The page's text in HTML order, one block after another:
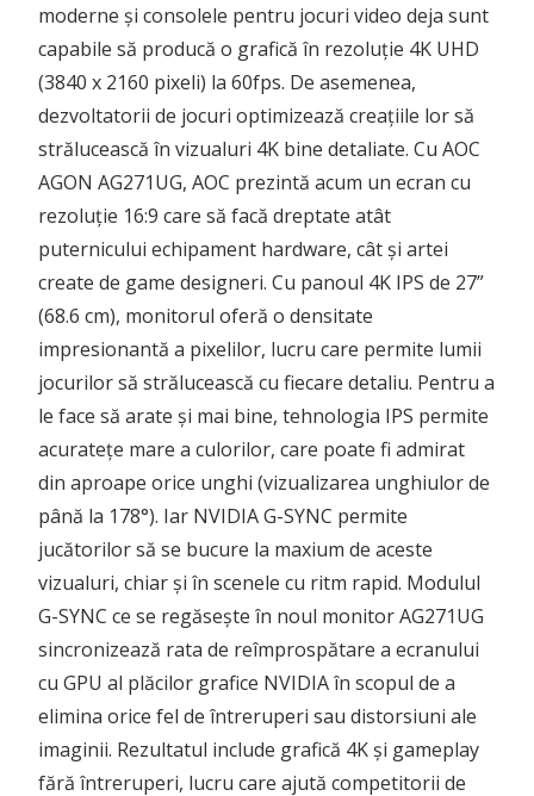
moderne și consolele pentru jocuri video deja sunt
capabile să producă o grafică în rezoluție 4K UHD
(3840 x 2160 pixeli) la 60fps. De asemenea,
dezvoltatorii de jocuri optimizează creațiile lor să
strălucească în vizualuri 4K bine detaliate. Cu AOC
AGON AG271UG, AOC prezintă acum un ecran cu
rezoluție 16:9 care să facă dreptate atât
puternicului echipament hardware, cât și artei
create de game designeri. Cu panoul 4K IPS de 27”
(68.6 cm), monitorul oferă o densitate
impresionantă a pixelilor, lucru care permite lumii
jocurilor să strălucească cu fiecare detaliu. Pentru a
le face să arate și mai bine, tehnologia IPS permite
acuratețe mare a culorilor, care poate fi admirat
din aproape orice unghi (vizualizarea unghiulor de
până la 178°). Iar NVIDIA G-SYNC permite
jucătorilor să se bucure la maxium de aceste
vizualuri, chiar și în scenele cu ritm rapid. Modulul
G-SYNC ce se regăsește în noul monitor AG271UG
sincronizează rata de reîmprospătare a ecranului
cu GPU al plăcilor grafice NVIDIA în scopul de a
elimina orice fel de întreruperi sau distorsiuni ale
imaginii. Rezultatul include grafică 4K și gameplay
fără întreruperi, lucru care ajută competitorii de